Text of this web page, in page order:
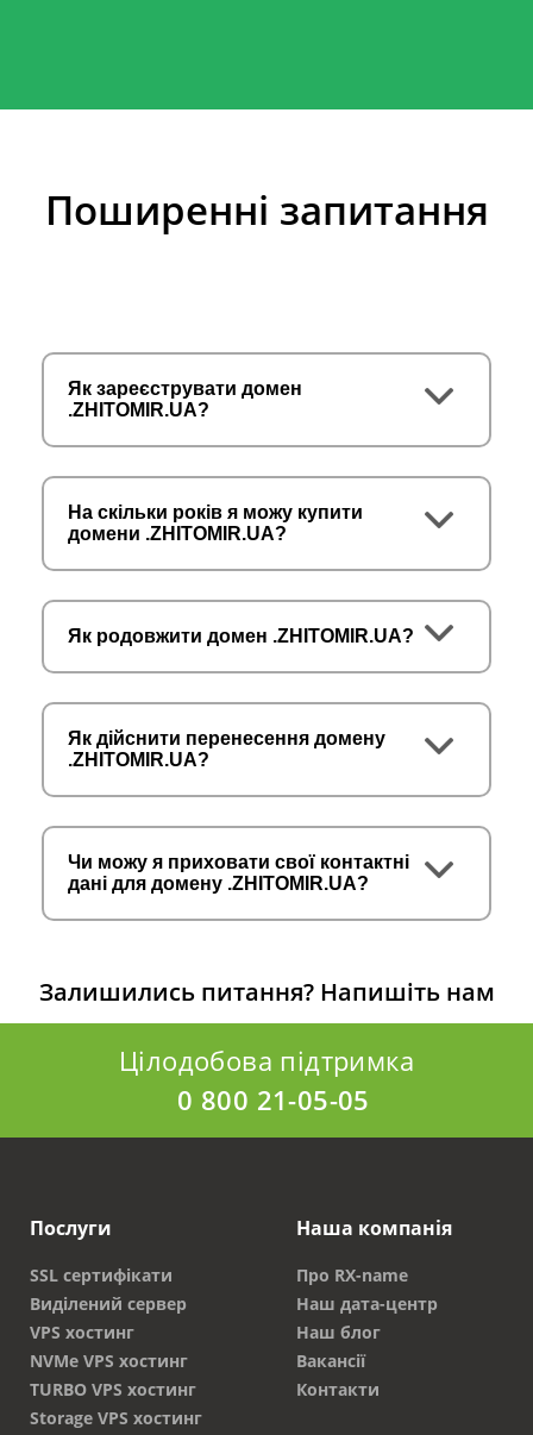
Поширенні запитання
Як зареєструвати домен
.ZHITOMIR.UA?
На скільки років я можу купити
домени .ZHITOMIR.UA?
Як родовжити домен .ZHITOMIR.UA?
Як дійснити перенесення домену
.ZHITOMIR.UA?
Чи можу я приховати свої контактні
дані для домену .ZHITOMIR.UA?
Залишились питання? Напишіть нам
Цілодобова підтримка
0 800 21-05-05
Послуги
SSL сертифікати
Виділений сервер
VPS хостинг
NVMe VPS хостинг
TURBO VPS хостинг
Storage VPS хостинг
Наша компанія
Про RX-name
Наш дата-центр
Наш блог
Вакансії
Контакти